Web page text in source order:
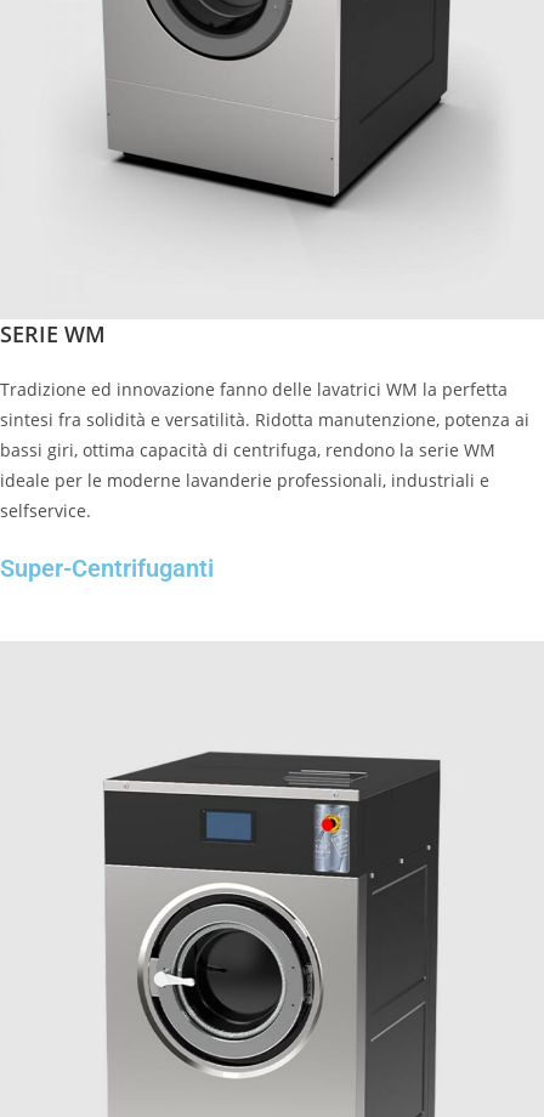
SERIE WM
Tradizione ed innovazione fanno delle lavatrici WM la perfetta
sintesi fra solidità e versatilità. Ridotta manutenzione, potenza ai
bassi giri, ottima capacità di centrifuga, rendono la serie WM
ideale per le moderne lavanderie professionali, industriali e
selfservice.
Super-Centrifuganti